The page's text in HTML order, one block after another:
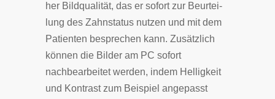
her Bild­qua­li­tät, das er so­fort zur Be­ur­tei­
lung des Zahn­sta­tus nut­zen und mit dem
Pa­tien­ten be­spre­chen kann. Zusätzlich
können die Bilder am PC sofort
nachbearbeitet werden, indem Helligkeit
und Kontrast zum Beispiel angepasst